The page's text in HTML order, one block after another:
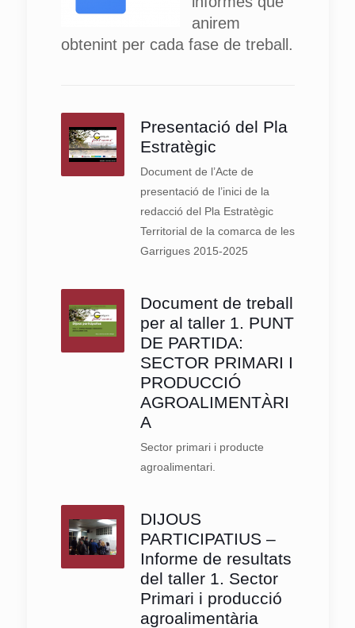
anirem
obtenint per cada fase de treball.
Presentació del Pla
Estratègic
Document de l’Acte de
presentació de l’inici de la
redacció del Pla Estratègic
Territorial de la comarca de les
Garrigues 2015-2025
Document de treball
per al taller 1. PUNT
DE PARTIDA:
SECTOR PRIMARI I
PRODUCCIÓ
AGROALIMENTÀRI
A
Sector primari i producte
agroalimentari.
DIJOUS
PARTICIPATIUS –
Informe de resultats
del taller 1. Sector
Primari i producció
agroalimentària